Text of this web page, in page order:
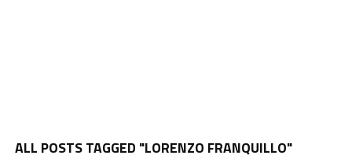
ALL POSTS TAGGED "LORENZO FRANQUILLO"